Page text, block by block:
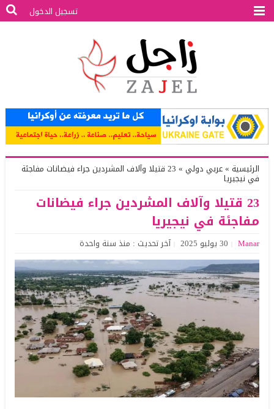
تسجيل الدخول
الرئيسية »عربي دولي » 23 قتيلا وآلاف المشردين جراء فيضانات مفاجئة
في نيجيريا
23 قتيلا وآلاف المشردين جراء فيضانات
مفاجئة في نيجيريا
Manar 30 يوليو 2025 آخر تحديث : منذ سنة واحدة